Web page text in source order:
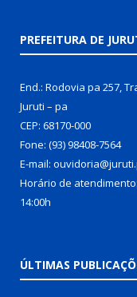
PREFEITURA DE
End.: Rodovia pa 257,
Juruti – pa
CEP: 68170-000
Fone: (93) 98408-7564
E-mail:
Horário de
14:00h
ÚLTIMAS